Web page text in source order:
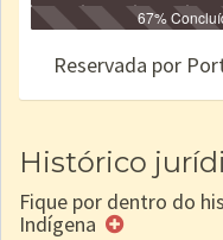
IdentificaçãoIdentificadaDeclarada
67%
Reservada por
Histórico
Fique por dentro do
Indígena